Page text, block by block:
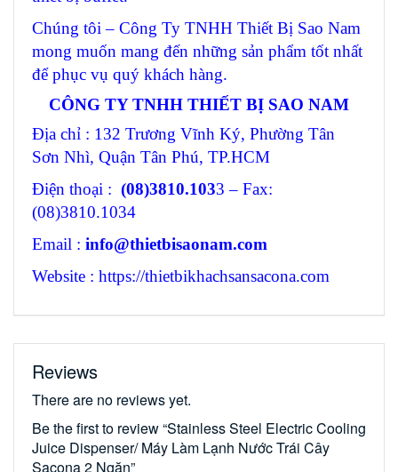
Chúng tôi – Công Ty TNHH Thiết Bị Sao Nam
mong muốn mang đến những sản phẩm tốt nhất
để phục vụ quý khách hàng.
CÔNG TY TNHH THIẾT BỊ SAO NAM
Địa chỉ : 132 Trương Vĩnh Ký, Phường Tân
Sơn Nhì, Quận Tân Phú, TP.HCM
Điện thoại : (08)3810.1033 – Fax:
(08)3810.1034
Email : info@thietbisaonam.com
Website : https://thietbikhachsansacona.com
Reviews
There are no reviews yet.
Be the first to review “Stainless Steel Electric Cooling
Juice Dispenser/ Máy Làm Lạnh Nước Trái Cây
Sacona 2 Ngăn”